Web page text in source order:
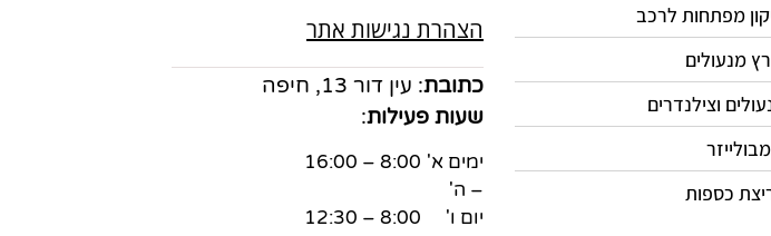
מפתחות לרכב
מנעולים
וצילנדרים
כספות
הצהרת נגישות אתר
כתובת: עין דור 13, חיפה
שעות פעילות:
ימים א'
– ה'
8:00 – 16:00
יום ו'
8:00 – 12:30